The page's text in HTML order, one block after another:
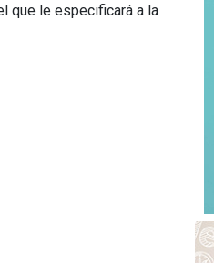
que le especificará a la